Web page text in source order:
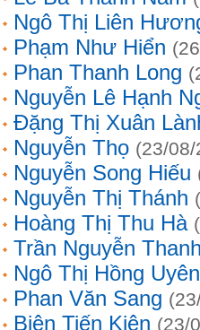
Ngô Thị Liên
Phạm Như Hiển
Phan Thanh Long
Nguyễn Lê Hạnh
Đặng Thị Xuân
Nguyễn Thọ (23/
Nguyễn Song Hiếu
Nguyễn Thị Thánh
Hoàng Thị Thu Hà
Trần Nguyễn
Ngô Thị Hồng Uyên
Phan Văn Sang
Biện Tiến Kiện (23/